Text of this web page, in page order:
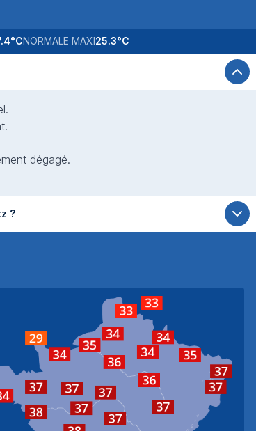
°CNORMALE MAXI25.3°C
dégagé.
?
Paris
Lille Bruxelles
Metz
Nantes
Rouen
Amiens
Bourges
Caen
Charleville-Mezieres
Cherbourg-Octeville
Colmar
Dijon
Le MansOrléans
Reims
Rennes
Strasbourg
Tours
Troyes